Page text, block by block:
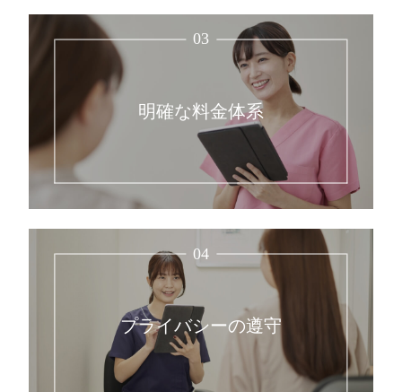
03
明確な料金体系
04
プライバシーの遵守